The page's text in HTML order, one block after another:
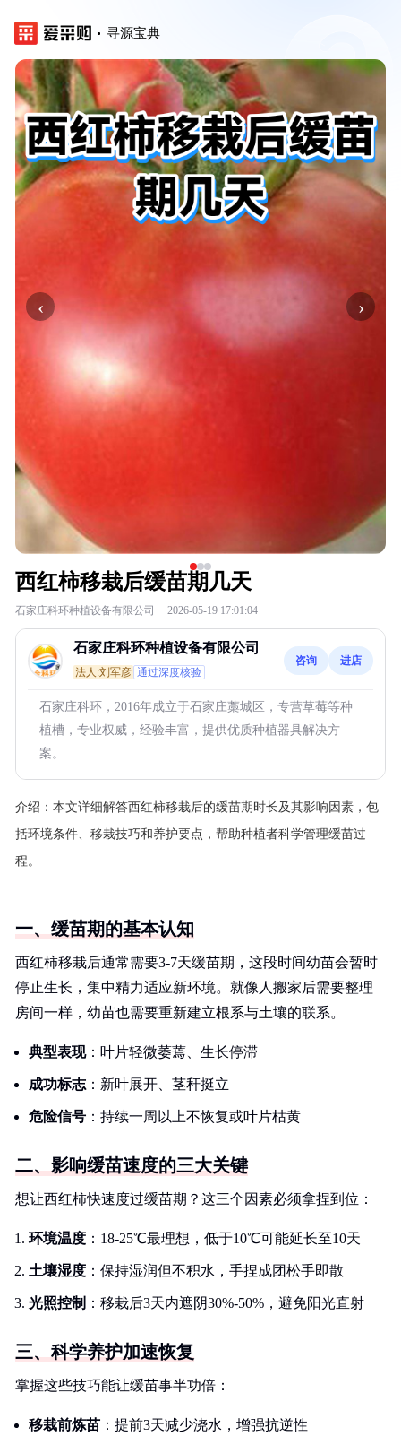
寻源宝典
‹ ›
西红柿移栽后缓苗期几天
石家庄科环种植设备有限公司 · 2026-05-19 17:01:04
石家庄科环种植设备有限公司
法人:刘军彦 通过深度核验
咨询 进店
石家庄科环，2016年成立于石家庄藁城区，专营草莓等种
植槽，专业权威，经验丰富，提供优质种植器具解决方
案。
介绍： 本文详细解答西红柿移栽后的缓苗期时长及其影响因素，包
括环境条件、移栽技巧和养护要点，帮助种植者科学管理缓苗过
程。
一、缓苗期的基本认知
西红柿移栽后通常需要3-7天缓苗期，这段时间幼苗会暂时
停止生长，集中精力适应新环境。就像人搬家后需要整理
房间一样，幼苗也需要重新建立根系与土壤的联系。
典型表现：叶片轻微萎蔫、生长停滞
成功标志 ：新叶展开、茎秆挺立
危险信号 ：持续一周以上不恢复或叶片枯黄
二、影响缓苗速度的三大关键
想让西红柿快速度过缓苗期？这三个因素必须拿捏到位：
环境温度 ：18-25℃最理想，低于10℃可能延长至10天
土壤湿度 ：保持湿润但不积水，手捏成团松手即散
光照控制 ：移栽后3天内遮阴30%-50%，避免阳光直射
三、科学养护加速恢复
掌握这些技巧能让缓苗事半功倍：
移栽前炼苗 ：提前3天减少浇水，增强抗逆性